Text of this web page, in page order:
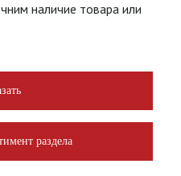
наличие товара или
раздела